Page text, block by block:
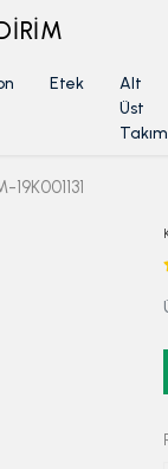
İÇİN TIKLA
Etek
Alt
Üst
Takım